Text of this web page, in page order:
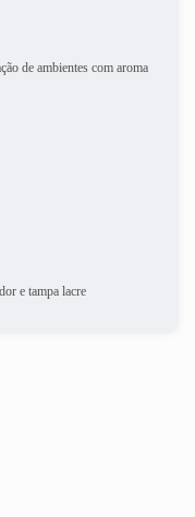
de ambientes com aroma
e tampa lacre